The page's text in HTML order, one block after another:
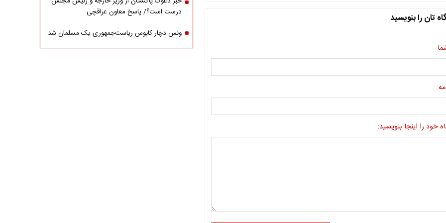
تان را بنویسید
خود را اینجا بنویسید:
درست است؟/ پاسخ معاون عراقچی
ونس دچار کابوس ریاست‌جمهوری یک مسلمان شد